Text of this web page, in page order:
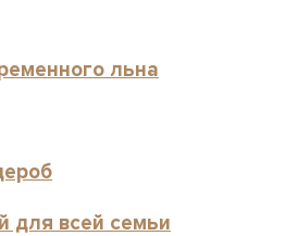
льна
для всей семьи